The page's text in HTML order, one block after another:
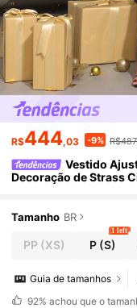
R$444,03 -9%
Vestido
Decoração de Strass
do de Casamento, Etc.
Tamanho BR
PP (XS) P(S)
1 left
Guia de tamanhos
92% achou que o